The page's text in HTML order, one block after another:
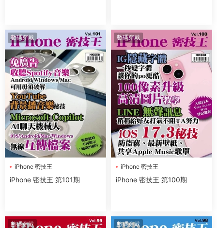
數碼穿戴
iPhone 密技王
iPhone 密技王 第101期
數碼穿戴
iPhone 密技王
iPhone 密技王 第100期
數碼穿戴 數碼穿戴